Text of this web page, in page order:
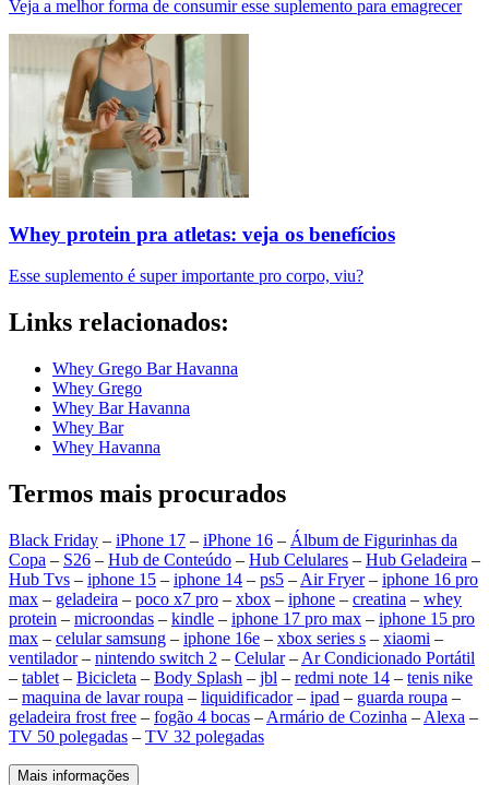
Veja a melhor forma de consumir esse suplemento para emagrecer
Whey protein pra atletas: veja os benefícios
Esse suplemento é super importante pro corpo, viu?
Links relacionados:
Whey Grego Bar Havanna
Whey Grego
Whey Bar Havanna
Whey Bar
Whey Havanna
Termos mais procurados
Black Friday – iPhone 17 – iPhone 16 – Álbum de Figurinhas da
Copa – S26 – Hub de Conteúdo – Hub Celulares – Hub Geladeira –
Hub Tvs – iphone 15 – iphone 14 – ps5 – Air Fryer– iphone 16 pro
max – geladeira – poco x7 pro – xbox – iphone – creatina – whey
protein – microondas – kindle – iphone 17 pro max – iphone 15 pro
max – celular samsung – iphone 16e – xbox series s – xiaomi –
ventilador– nintendo switch 2 – Celular– Ar Condicionado Portátil
– tablet – Bicicleta – Body Splash – jbl – redmi note 14 – tenis nike
– maquina de lavar roupa – liquidificador– ipad – guarda roupa –
geladeira frost free – fogão 4 bocas – Armário de Cozinha – Alexa –
TV 50 polegadas – TV 32 polegadas
Mais informações